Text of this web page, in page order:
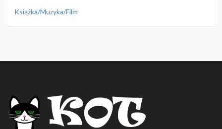
Książka/Muzyka/Film